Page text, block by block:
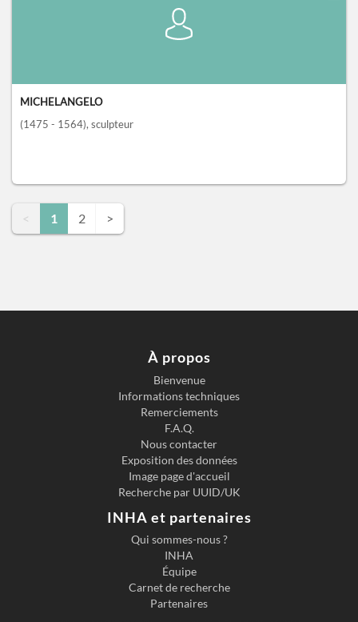
MICHELANGELO
(1475 - 1564), sculpteur
< 1 2 >
À propos
Bienvenue
Informations techniques
Remerciements
F.A.Q.
Nous contacter
Exposition des données
Image page d'accueil
Recherche par UUID/UK
INHA et partenaires
Qui sommes-nous ?
INHA
Équipe
Carnet de recherche
Partenaires